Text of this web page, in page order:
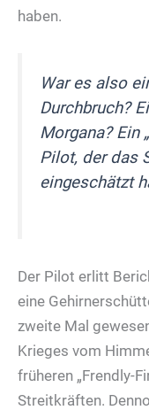
haben.
War es also
Durchbruch?
Morgana? Ein
Pilot, der das
eingeschätzt
Der Pilot erlitt
eine
zweite Mal
Krieges vom
früheren „Frendly-
Streitkräften.